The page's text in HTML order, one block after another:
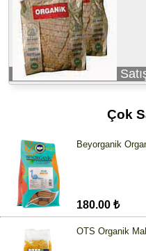
Çok
Beyorganik
180.00 ₺
OTS Organik